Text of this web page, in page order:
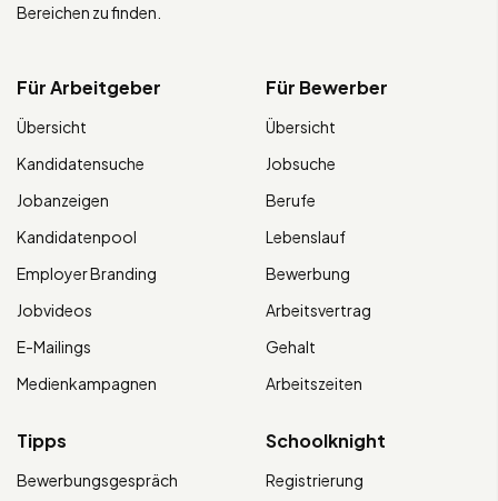
Bereichen zu finden.
Für Arbeitgeber
Übersicht
Kandidatensuche
Jobanzeigen
Kandidatenpool
Employer Branding
Jobvideos
E-Mailings
Medienkampagnen
Für Bewerber
Übersicht
Jobsuche
Berufe
Lebenslauf
Bewerbung
Arbeitsvertrag
Gehalt
Arbeitszeiten
Tipps
Bewerbungsgespräch
Schoolknight
Registrierung